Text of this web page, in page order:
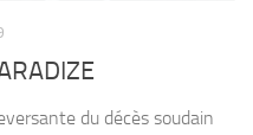
du décès soudain